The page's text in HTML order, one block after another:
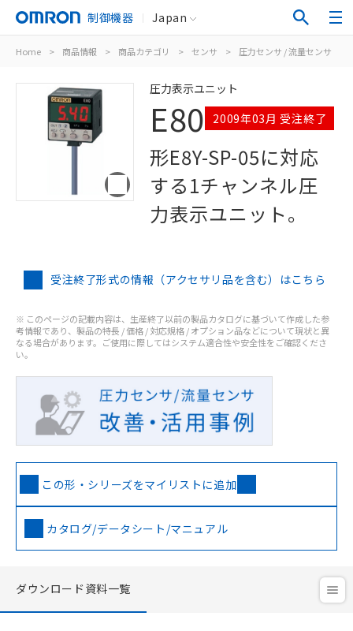
制御機器 Japan
Home > 商品情報 > 商品カテゴリ > センサ > 圧力センサ / 流量センサ
圧力表示ユニット
E80 2009年03月 受注終了
形E8Y-SP-05に対応
する1チャンネル圧
力表示ユニット。
受注終了形式の情報（アクセサリ品を含む）はこちら
※ このページの記載内容は、生産終了以前の製品カタログに基づいて作成した参
考情報であり、製品の特長 / 価格 / 対応規格 / オプション品などについて現状と異
なる場合があります。ご使用に際してはシステム適合性や安全性をご確認くださ
い。
この形・シリーズをマイリストに追加
カタログ/データシート/マニュアル
ダウンロード資料一覧